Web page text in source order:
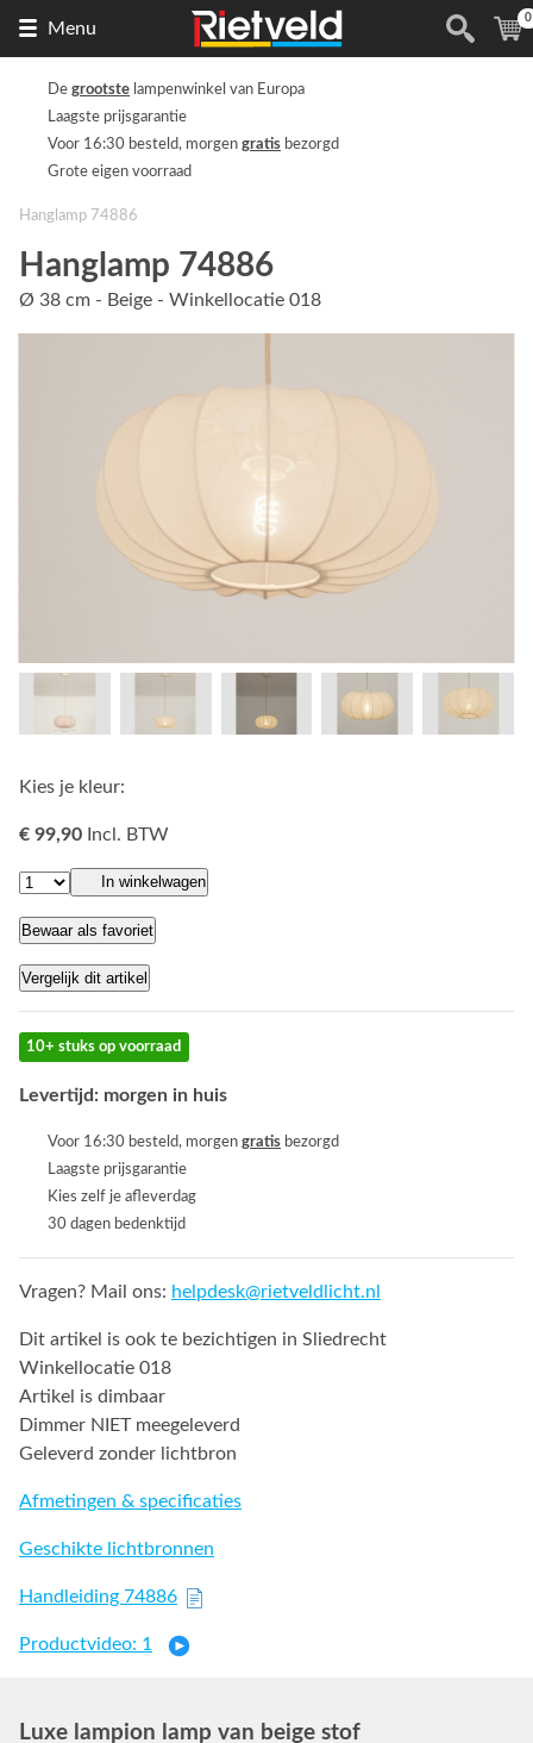
Menu
de
(
0
De grootste lampenwinkel van Europa
Laagste prijsgarantie
Voor 16:30 besteld, morgen gratis bezorgd
Grote eigen voorraad
Hanglamp 74886
Hanglamp 74886
Ø 38 cm - Beige - Winkellocatie 018
Kies je kleur:
€ 99,90 Incl. BTW
In winkelwagen
Bewaar als favoriet
Vergelijk dit artikel
10+ stuks op voorraad
Levertijd: morgen in huis
Voor 16:30 besteld, morgen gratis bezorgd
Laagste prijsgarantie
Kies zelf je afleverdag
30 dagen bedenktijd
Vragen? Mail ons: helpdesk@rietveldlicht.nl
Dit artikel is ook te bezichtigen in Sliedrecht
Winkellocatie 018
Artikel is dimbaar
Dimmer NIET meegeleverd
Geleverd zonder lichtbron
Afmetingen & specificaties
Geschikte lichtbronnen
Handleiding 74886
Productvideo: 1
Luxe lampion lamp van beige stof